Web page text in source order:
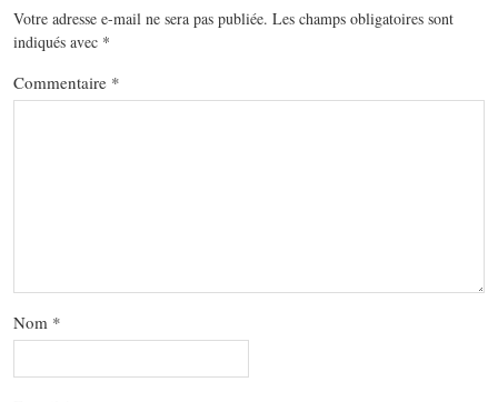
Votre adresse e-mail ne sera pas publiée. Les champs obligatoires sont
indiqués avec *
Commentaire *
Nom *